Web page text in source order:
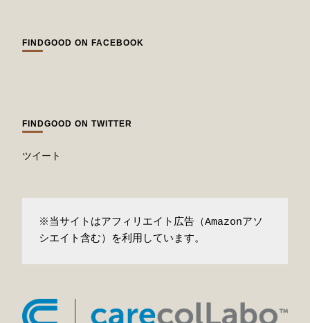
FINDGOOD ON FACEBOOK
FINDGOOD ON TWITTER
ツイート
※当サイトはアフィリエイト広告（Amazonアソ
シエイト含む）を利用しています。